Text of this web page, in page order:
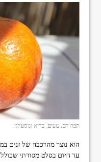
תפוז דם. טעים, בריא ונוסטלגי.
עד היום בסלט מסורתי